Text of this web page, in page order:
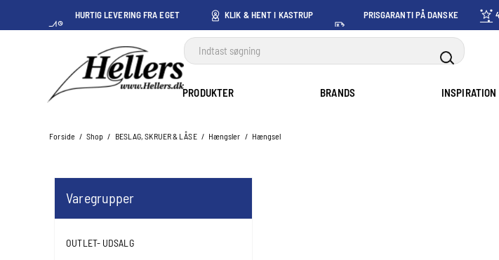
HURTIG LEVERING FRA EGET KLIK & HENT I KASTRUP PRISGARANTI PÅ DANSKE
PRISER
PRODUKTER BRANDS INSPIRATION
Forside / Shop / BESLAG, SKRUER & LÅSE / Hængsler / Hængsel
Varegrupper
OUTLET- UDSALG